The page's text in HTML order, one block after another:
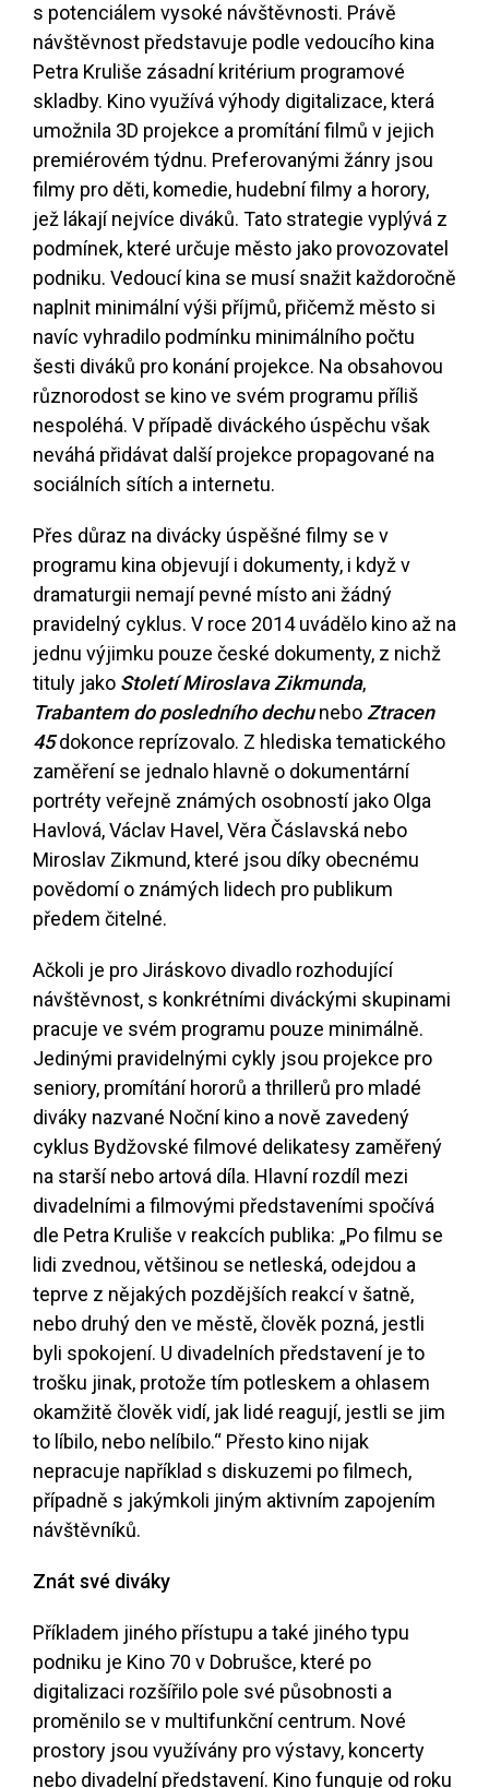
s potenciálem vysoké návštěvnosti. Právě
návštěvnost představuje podle vedoucího kina
Petra Kruliše zásadní kritérium programové
skladby. Kino využívá výhody digitalizace, která
umožnila 3D projekce a promítání filmů v jejich
premiérovém týdnu. Preferovanými žánry jsou
filmy pro děti, komedie, hudební filmy a horory,
jež lákají nejvíce diváků. Tato strategie vyplývá z
podmínek, které určuje město jako provozovatel
podniku. Vedoucí kina se musí snažit každoročně
naplnit minimální výši příjmů, přičemž město si
navíc vyhradilo podmínku minimálního počtu
šesti diváků pro konání projekce. Na obsahovou
různorodost se kino ve svém programu příliš
nespoléhá. V případě diváckého úspěchu však
neváhá přidávat další projekce propagované na
sociálních sítích a internetu.
Přes důraz na divácky úspěšné filmy se v
programu kina objevují i dokumenty, i když v
dramaturgii nemají pevné místo ani žádný
pravidelný cyklus. V roce 2014 uvádělo kino až na
jednu výjimku pouze české dokumenty, z nichž
tituly jako Století Miroslava Zikmunda,
Trabantem do posledního dechuneboZtracen
45dokonce reprízovalo. Z hlediska tematického
zaměření se jednalo hlavně o dokumentární
portréty veřejně známých osobností jako Olga
Havlová, Václav Havel, Věra Čáslavská nebo
Miroslav Zikmund, které jsou díky obecnému
povědomí o známých lidech pro publikum
předem čitelné.
Ačkoli je pro Jiráskovo divadlo rozhodující
návštěvnost, s konkrétními diváckými skupinami
pracuje ve svém programu pouze minimálně.
Jedinými pravidelnými cykly jsou projekce pro
seniory, promítání hororů a thrillerů pro mladé
diváky nazvané Noční kino a nově zavedený
cyklus Bydžovské filmové delikatesy zaměřený
na starší nebo artová díla. Hlavní rozdíl mezi
divadelními a filmovými představeními spočívá
dle Petra Kruliše v reakcích publika: „Po filmu se
lidi zvednou, většinou se netleská, odejdou a
teprve z nějakých pozdějších reakcí v šatně,
nebo druhý den ve městě, člověk pozná, jestli
byli spokojení. U divadelních představení je to
trošku jinak, protože tím potleskem a ohlasem
okamžitě člověk vidí, jak lidé reagují, jestli se jim
to líbilo, nebo nelíbilo.“ Přesto kino nijak
nepracuje například s diskuzemi po filmech,
případně s jakýmkoli jiným aktivním zapojením
návštěvníků.
Znát své diváky
Příkladem jiného přístupu a také jiného typu
podniku je Kino 70 v Dobrušce, které po
digitalizaci rozšířilo pole své působnosti a
proměnilo se v multifunkční centrum. Nové
prostory jsou využívány pro výstavy, koncerty
nebo divadelní představení. Kino funguje od roku